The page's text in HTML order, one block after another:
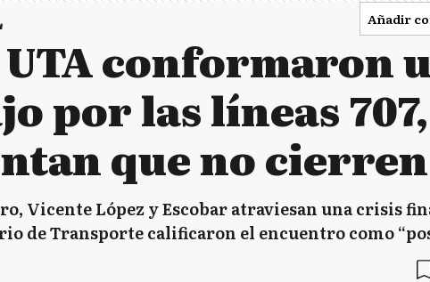
Añadir
conformaron
por las líneas 707,
que no cierren
Vicente López y Escobar atraviesan una crisis
de Transporte calificaron el encuentro como